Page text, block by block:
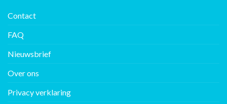
Contact
FAQ
Nieuwsbrief
Over ons
Privacy verklaring